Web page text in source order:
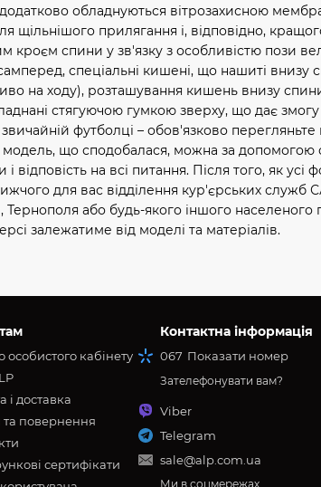
обладнуються вітрозахисною
прилягання і, відповідно,
спини у зв'язку з особливістю пози
спеціальні кишені, що нашиті внизу
на ходу), розташування кишень внизу
стягуючою гумкою зверху, що дає змогу
футболці – обов'язково
модель, що сподобалася, можна за допомогою
на всі питання. Після того, як усі
для вас відділення кур'єрських
або будь-якого іншого населеного
залежатиме від моделі та матеріалів.
особистого кабінету
і доставка
повернення
сертифікати
Контактна інформація
067 Показати номер
Зателефонувати вам?
Viber
Telegram
sale@alp.com.ua
Ми в соцмережах